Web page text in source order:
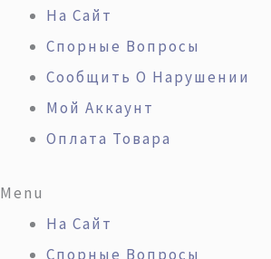
Перейти
Содержимому
На Сайт
Спорные Вопросы
Сообщить О Нарушении
Мой Аккаунт
Оплата Товара
Menu
На Сайт
Спорные Вопросы
Искать:
Количество
Товара
Двигатели
Mercedes
Устройство